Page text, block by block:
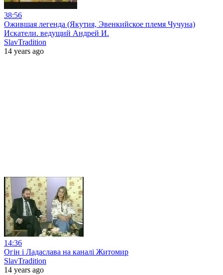
38:56
Ожившая легенда (Якутия, Эвенкийское племя Чучуна)
Искатели. ведущий Андрей И.
SlavTradition
14 years ago
14:36
Огін і Ладаслава на каналі Житомир
SlavTradition
14 years ago